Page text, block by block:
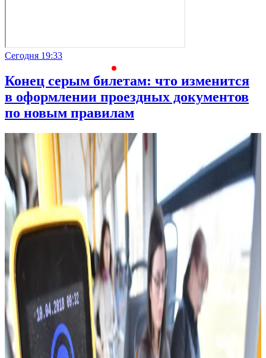
Сегодня 19:33
Конец серым билетам: что изменится
в оформлении проездных документов
по новым правилам